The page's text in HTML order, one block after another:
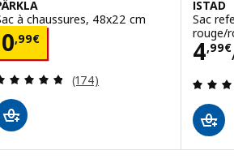
à chaussures, 48x22 cm
0,99€0,99€
Révision: 4.8 hors de 5
(174)
ISTAD
Sac
rouge/
4,99€